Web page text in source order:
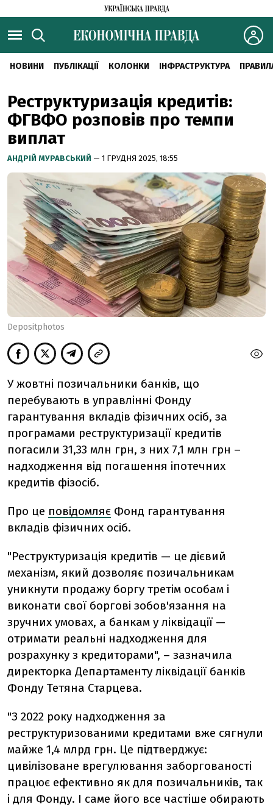
НОВИНИ ПУБЛІКАЦІЇ КОЛОНКИ ІНФРАСТРУКТУРА
Реструктуризація кредитів:
ФГВФО розповів про темпи
виплат
АНДРІЙ МУРАВСЬКИЙ — 1 ГРУДНЯ 2025, 18:55
Depositphotos
У жовтні позичальники банків, що
перебувають в управлінні Фонду
гарантування вкладів фізичних осіб, за
програмами реструктуризації кредитів
погасили 31,33 млн грн, з них 7,1 млн грн –
надходження від погашення іпотечних
кредитів фізосіб.
Про це повідомляє Фонд гарантування
вкладів фізичних осіб.
"Реструктуризація кредитів — це дієвий
механізм, який дозволяє позичальникам
уникнути продажу боргу третім особам і
виконати свої боргові зобов'язання на
зручних умовах, а банкам у ліквідації —
отримати реальні надходження для
розрахунку з кредиторами", – зазначила
директорка Департаменту ліквідації банків
Фонду Тетяна Старцева.
"З 2022 року надходження за
реструктуризованими кредитами вже сягнули
майже 1,4 млрд грн. Це підтверджує:
цивілізоване врегулювання заборгованості
працює ефективно як для позичальників, так
і для Фонду. І саме його все частіше обирають